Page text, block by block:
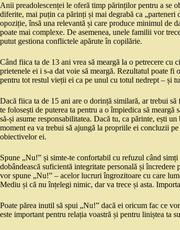
Anii preadolescenței le oferă timp părinților pentru a se
diferite, mai puțin ca părinți și mai degrabă ca
opoziție, însă una relevantă și care produce minimul de
poate mai complexe. De asemenea, unele familii vor
putut gestiona conflictele apărute în copilărie.
Când fiica ta de 13 ani vrea să meargă la o petrecere cu
prietenele ei i s-a dat voie să meargă. Rezultatul poate fi
pentru tot restul vieții ei ca pe unul cu totul nedrept – și
Dacă fiica ta de 15 ani are o dorință similară, ar trebui
te folosești de puterea ta pentru a o împiedica să
să-și asume responsabilitatea. Dacă tu, ca părinte, ești
moment ea va trebui să ajungă la propriile ei concluzii
obiectivelor ei.
Spune „Nu!” și simte-te confortabil cu refuzul când
dobândească suficientă integritate personală și
vor spune „Nu!” – acelor lucruri îngrozitoare cu care
Mediu și că nu înțelegi nimic, dar va trece și asta.
Poate părea inutil să spui „Nu!” dacă ei oricum fac ce
este important pentru relația voastră și pentru liniștea ta